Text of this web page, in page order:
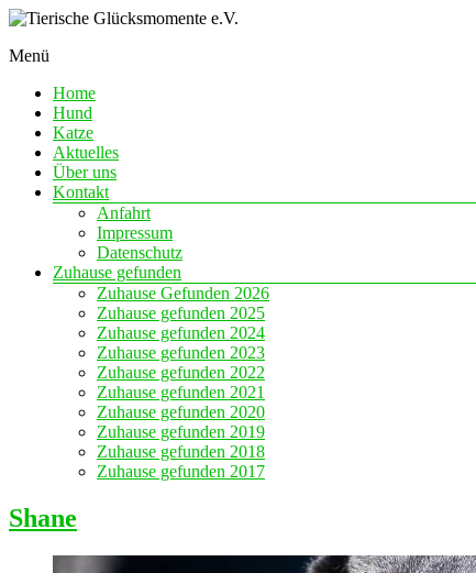
Skip
content
Glücksmomente
e.V.
Chance
Liebe
Menü
Home
Hund
Katze
Aktuelles
Über uns
Kontakt
Anfahrt
Impressum
Datenschutz
Zuhause gefunden
Zuhause Gefunden 2026
Zuhause gefunden 2025
Zuhause gefunden 2024
Zuhause gefunden 2023
Zuhause gefunden 2022
Zuhause gefunden 2021
Zuhause gefunden 2020
Zuhause gefunden 2019
Zuhause gefunden 2018
Zuhause gefunden 2017
Shane